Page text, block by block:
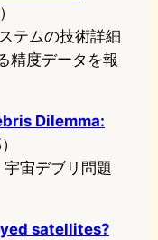
テムの技術詳細
精度データを報
Dilemma:
宙デブリ問題
satellites?